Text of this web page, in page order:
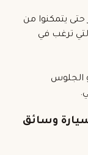
يتمكنوا من
ترغب في
الجلوس
وسائق